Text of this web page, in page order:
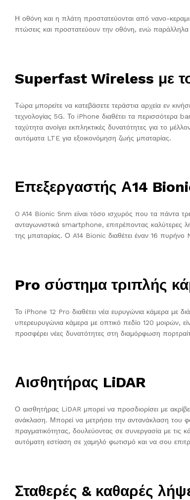
Η οθόνη και η πλάτη προστατεύονται από νανο-
πτώσεις και προστατεύουν την οθόνη, ενώ
Superfast Wireless με
Τώρα μπορείτε να κατεβάσετε τεράστια αρχεία εν
τεχνολογίας 5G. Το iPhone διαθέτει τα
ταχύτητα ανοίγει εκπληκτικές δυνατότητες για το
αυτόματα LTE για εξοικονόμηση ζωής μπαταρίας.
Επεξεργαστής Α14
O A14 Bionic 5nm είναι τόσο ισχυρός που τα πάντα
ανταγωνιστικά smartphone, επιτρέποντας καλύτερες
της μπαταρίας. Ο A14 Bionic διαθέτει έναν 16 πυρήνο
Pro σύστημα τριπλής
Το iPhone 12 Pro διαθέτει νέα ευρυγώνια κάμερα με
υπερευρυγώνια κάμερα με οπτικό πεδίο 120 μοιρών,
προσφέρει νέες δυνατότητες στη διαμόρφωση
Αισθητήρας LiDAR
Ο αισθητήρας LiDAR μπορεί να προσδιορίσει με
ανάκλαση. Μπορεί να μετρήσει την αντανάκλαση του
πραγματικότητας, δουλεύοντας σε συνεργασία με τις
αυτόματη εστίαση σε χαμηλό φωτισμό και να σου
Σταθερές & καθαρές